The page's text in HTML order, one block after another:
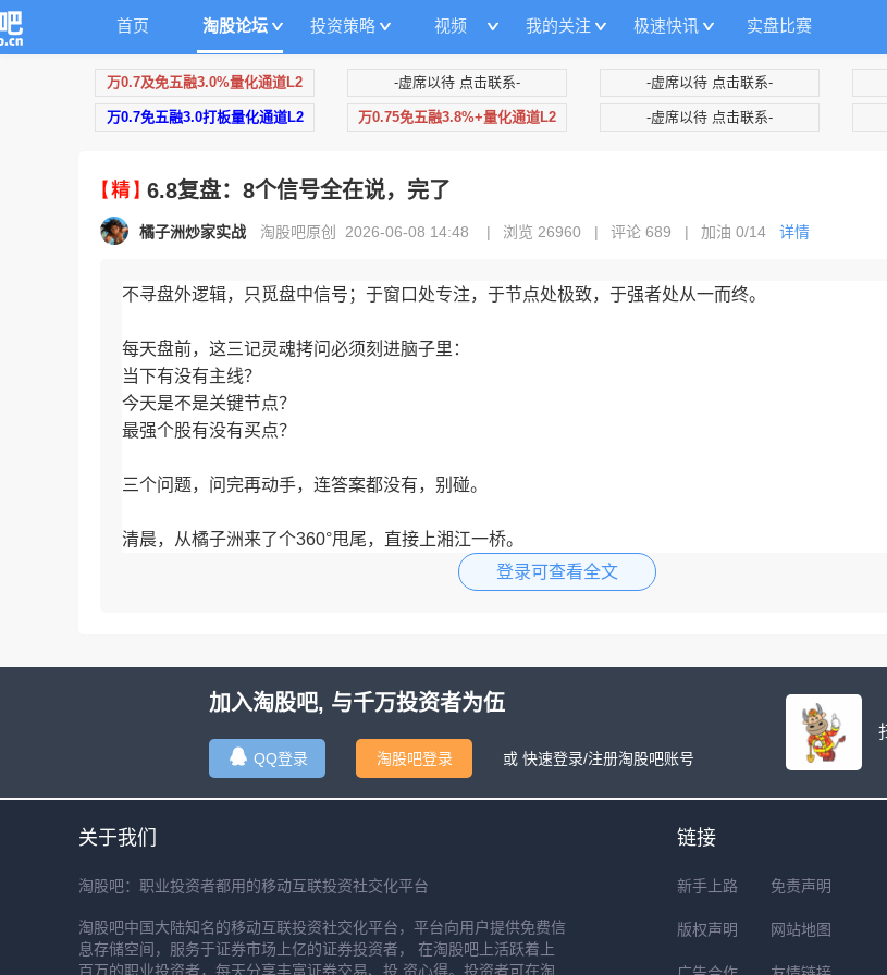
首页 淘股论坛 投资策略 视频 我的关注 极速快讯 实盘比赛
万0.7及免五融3.0%量化通道L2 -虚席以待 点击联系- -虚席以待 点击联系-
万0.7免五融3.0打板量化通道L2 万0.75免五融3.8%+量化通道L2 -虚席以待 点击联系-
6.8复盘：8个信号全在说，完了
橘子洲炒家实战 淘股吧原创 2026-06-08 14:48 | 浏览 26960 | 评论 689 | 加油 0/14 详情
不寻盘外逻辑，只觅盘中信号；于窗口处专注，于节点处极致，于强者处从一而终。
每天盘前，这三记灵魂拷问必须刻进脑子里：
当下有没有主线？
今天是不是关键节点？
最强个股有没有买点？
三个问题，问完再动手，连答案都没有，别碰。
清晨，从橘子洲来了个360°甩尾，直接上湘江一桥。
登录可查看全文
加入淘股吧, 与千万投资者为伍
QQ登录 淘股吧登录 或 快速登录/注册淘股吧账号
关于我们
淘股吧：职业投资者都用的移动互联投资社交化平台
淘股吧中国大陆知名的移动互联投资社交化平台，平台向用户提供免费信
息存储空间，服务于证券市场上亿的证券投资者， 在淘股吧上活跃着上
百万的职业投资者，每天分享丰富证券交易、投 资心得。投资者可在淘
链接
新手上路 免责声明
版权声明 网站地图